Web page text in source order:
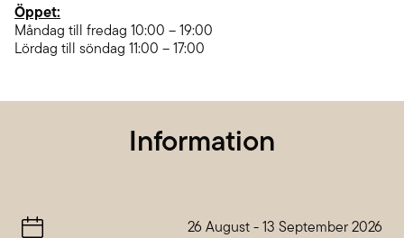
Öppet:
Måndag till fredag 10:00 – 19:00
Lördag till söndag 11:00 – 17:00
Information
26 August-13 September 2026